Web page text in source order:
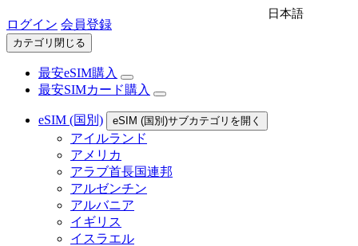
ログイン 会員登録
日本語
カテゴリ閉じる
最安eSIM購入
最安SIMカード購入
eSIM (国別) eSIM (国別)サブカテゴリを開く
アイルランド
アメリカ
アラブ首長国連邦
アルゼンチン
アルバニア
イギリス
イスラエル